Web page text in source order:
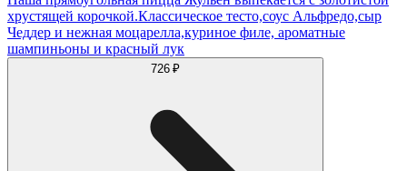
хрустящей корочкой.Классическое тесто,соус Альфредо,сыр
Чеддер и нежная моцарелла,куриное филе, ароматные
шампиньоны и красный лук
726 ₽